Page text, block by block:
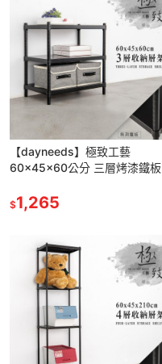
【dayneeds】極致工藝
60x45x60公分 三層烤漆鐵板
$1,265